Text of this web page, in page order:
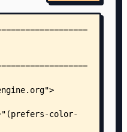
entrypoint/
window/